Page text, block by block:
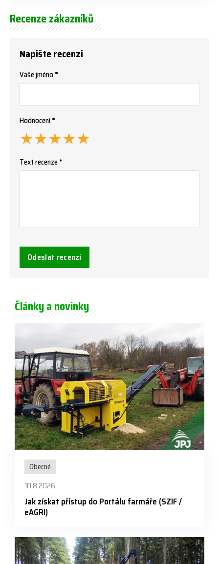
Recenze zákazníků
Napište recenzi
Vaše jméno *
Hodnocení *
★
★
★
★
★
Text recenze *
Odeslat recenzi
Články a novinky
Obecné
10.8.2026
Jak získat přístup do Portálu farmáře (SZIF /
eAGRI)